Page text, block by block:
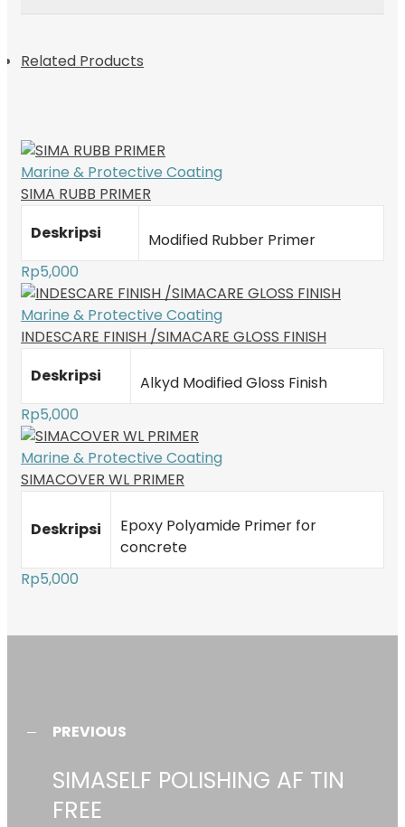
Related Products
Marine & Protective Coating
SIMA RUBB PRIMER
Deskripsi
Modified Rubber Primer
Rp5,000
Marine & Protective Coating
INDESCARE FINISH /SIMACARE GLOSS FINISH
Deskripsi
Alkyd Modified Gloss Finish
Rp5,000
Marine & Protective Coating
SIMACOVER WL PRIMER
Deskripsi
Epoxy Polyamide Primer for
concrete
Rp5,000
PREVIOUS
SIMASELF POLISHING AF TIN
FREE